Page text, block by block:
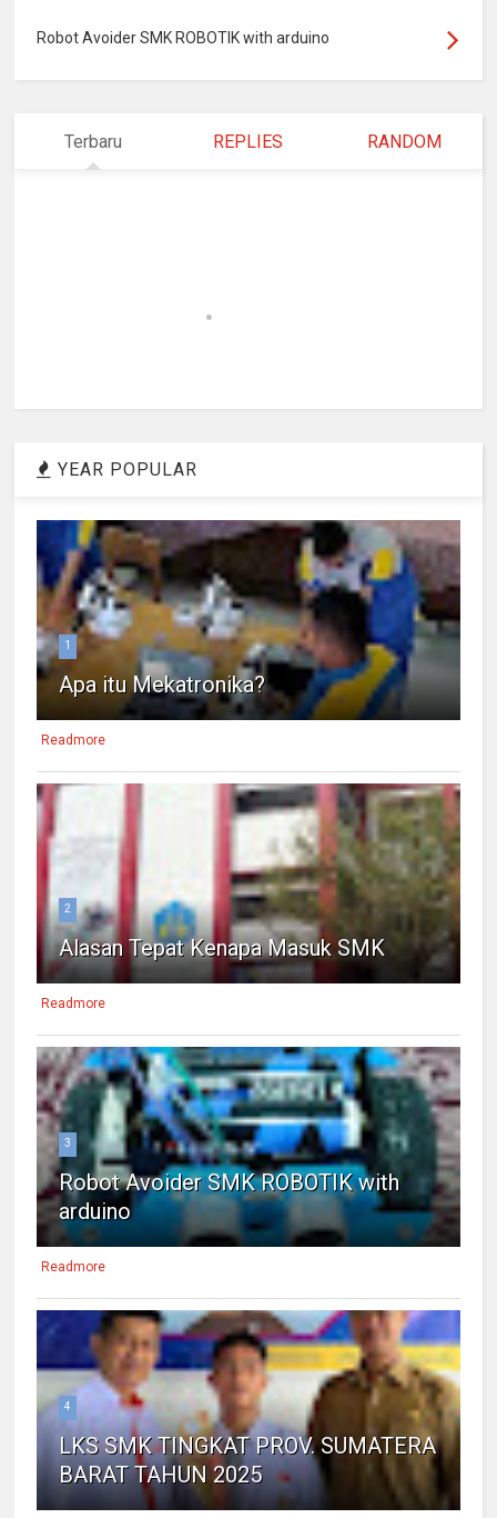
Robot Avoider SMK ROBOTIK with arduino
Terbaru REPLIES RANDOM
YEAR POPULAR
1
Apa itu Mekatronika?
Readmore
2
Alasan Tepat Kenapa Masuk SMK
Readmore
3
Robot Avoider SMK ROBOTIK with
arduino
Readmore
4
LKS SMK TINGKAT PROV. SUMATERA
BARAT TAHUN 2025